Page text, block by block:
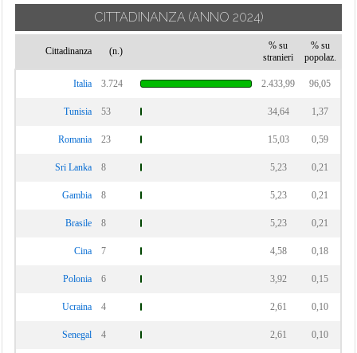
CITTADINANZA (ANNO 2024)
Cittadinanza (n.)
% su
stranieri
% su
popolaz.
Italia 3.724 2.433,99 96,05
Tunisia 53 34,64 1,37
Romania 23 15,03 0,59
Sri Lanka 8 5,23 0,21
Gambia 8 5,23 0,21
Brasile 8 5,23 0,21
Cina 7 4,58 0,18
Polonia 6 3,92 0,15
Ucraina 4 2,61 0,10
Senegal 4 2,61 0,10